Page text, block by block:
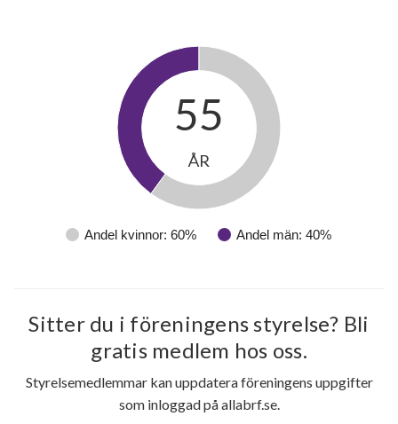
Andel kvinnor: 60% Andel män: 40%
55
ÅR
Sitter du i föreningens styrelse? Bli
gratis medlem hos oss.
Styrelsemedlemmar kan uppdatera föreningens uppgifter
som inloggad på allabrf.se.